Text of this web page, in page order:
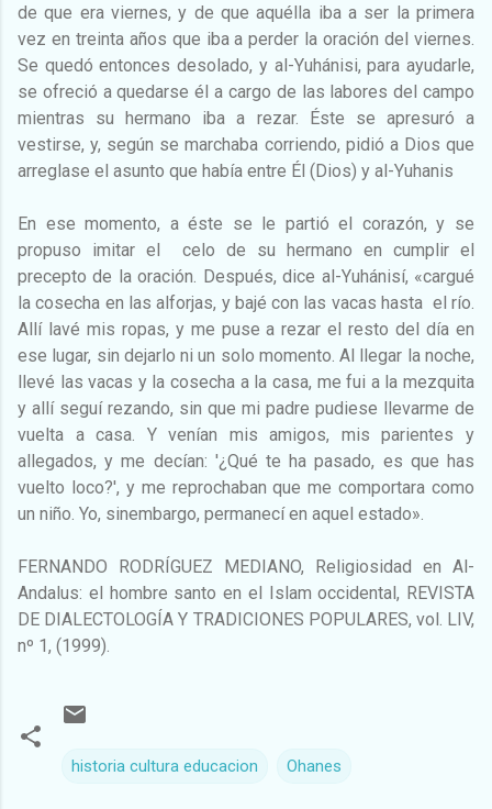
de que era viernes, y de que aquélla iba a ser la primera
vez en treinta años que iba a perder la oración del viernes.
Se quedó entonces desolado, y al-Yuhánisi, para ayudarle,
se ofreció a quedarse él a cargo de las labores del campo
mientras su hermano iba a rezar. Éste se apresuró a
vestirse, y, según se marchaba corriendo, pidió a Dios que
arreglase el asunto que había entre Él (Dios) y al-Yuhanis
En ese momento, a éste se le partió el corazón, y se
propuso imitar el celo de su hermano en cumplir el
precepto de la oración. Después, dice al-Yuhánisí, «cargué
la cosecha en las alforjas, y bajé con las vacas hasta el río.
Allí lavé mis ropas, y me puse a rezar el resto del día en
ese lugar, sin dejarlo ni un solo momento. Al llegar la noche,
llevé las vacas y la cosecha a la casa, me fui a la mezquita
y allí seguí rezando, sin que mi padre pudiese llevarme de
vuelta a casa. Y venían mis amigos, mis parientes y
allegados, y me decían: '¿Qué te ha pasado, es que has
vuelto loco?', y me reprochaban que me comportara como
un niño. Yo, sinembargo, permanecí en aquel estado».
FERNANDO RODRÍGUEZ MEDIANO, Religiosidad en Al-
Andalus: el hombre santo en el Islam occidental, REVISTA
DE DIALECTOLOGÍA Y TRADICIONES POPULARES, vol. LIV,
nº 1, (1999).
historia cultura educacion Ohanes